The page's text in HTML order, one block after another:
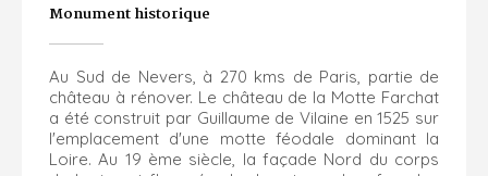
Monument historique
Au Sud de Nevers, à 270 kms de Paris, partie de
château à rénover. Le château de la Motte Farchat
a été construit par Guillaume de Vilaine en 1525 sur
l'emplacement d'une motte féodale dominant la
Loire. Au 19 ème siècle, la façade Nord du corps